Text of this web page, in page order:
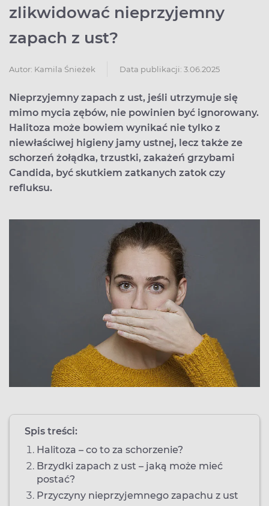
zlikwidować nieprzyjemny
zapach z ust?
Autor: Kamila Śnieżek Data publikacji: 3.06.2025
Nieprzyjemny zapach z ust, jeśli utrzymuje się
mimo mycia zębów, nie powinien być ignorowany.
Halitoza może bowiem wynikać nie tylko z
niewłaściwej higieny jamy ustnej, lecz także ze
schorzeń żołądka, trzustki, zakażeń grzybami
Candida, być skutkiem zatkanych zatok czy
refluksu.
Spis treści:
Halitoza – co to za schorzenie?
Brzydki zapach z ust – jaką może mieć
postać?
Przyczyny nieprzyjemnego zapachu z ust